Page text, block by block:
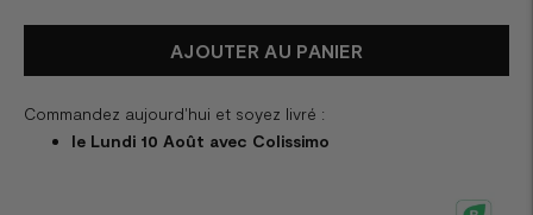
AJOUTER AU PANIER
Commandez aujourd'hui et soyez livré :
le Lundi 10 Août avec Colissimo